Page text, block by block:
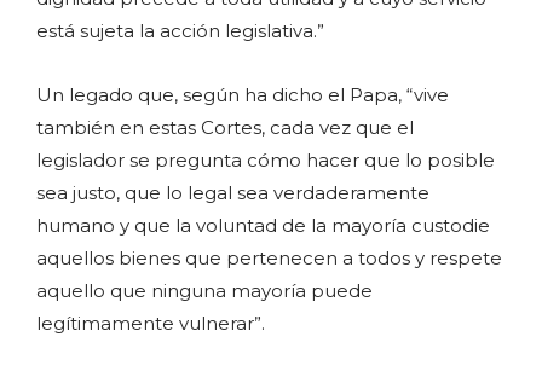
está sujeta la acción legislativa.”
Un legado que, según ha dicho el Papa, “vive
también en estas Cortes, cada vez que el
legislador se pregunta cómo hacer que lo posible
sea justo, que lo legal sea verdaderamente
humano y que la voluntad de la mayoría custodie
aquellos bienes que pertenecen a todos y respete
aquello que ninguna mayoría puede
legítimamente vulnerar”.